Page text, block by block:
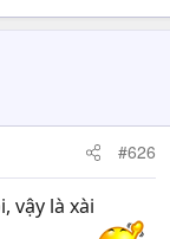
#626
vậy là xài